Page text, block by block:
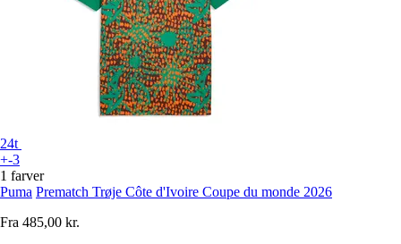
24t
+-3
1 farver
Puma Prematch Trøje Côte d'Ivoire Coupe du monde 2026
Fra 485,00 kr.